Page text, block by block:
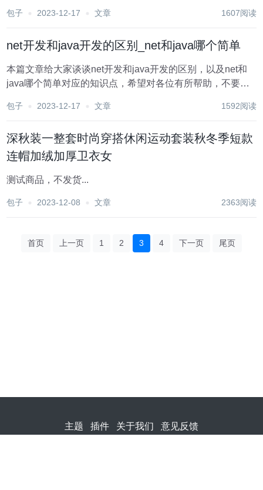
Java是两种非常流行的编程语言。它们各自具有独特的优势
包子 2023-12-17 文章 1607阅读
net开发和java开发的区别_net和java哪个简单
本篇文章给大家谈谈net开发和java开发的区别，以及net和
java哪个简单对应的知识点，希望对各位有所帮助，不要忘
两种主流的开发技术。它们各自具有独特的特性和优势，但
包子 2023-12-17 文章 1592阅读
深秋装一整套时尚穿搭休闲运动套装秋冬季短款
连帽加绒加厚卫衣女
测试商品，不发货...
包子 2023-12-08 文章 2363阅读
首页 上一页 1 2 3 4 下一页 尾页
主题 插件 关于我们 意见反馈